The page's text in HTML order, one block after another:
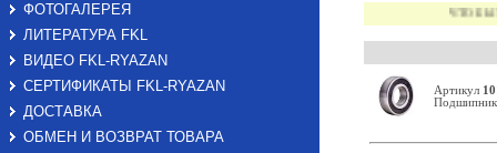
ЧТО БЫ
Артикул
Подшипник
ФОТОГАЛЕРЕЯ
ЛИТЕРАТУРА FKL
ВИДЕО FKL-RYAZAN
СЕРТИФИКАТЫ FKL-RYAZAN
ДОСТАВКА
ОБМЕН И ВОЗВРАТ ТОВАРА